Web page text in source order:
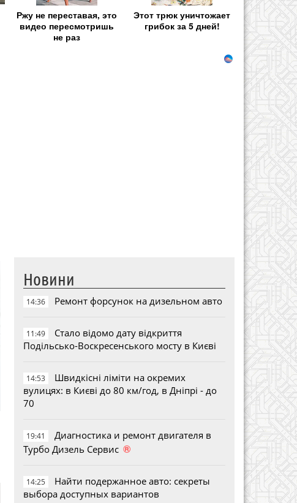
Ржу не переставая, это
видео пересмотришь
не раз
Этот трюк уничтожает
грибок за 5 дней!
Новини
14:36 Ремонт форсунок на дизельном авто
11:49
Стало відомо дату відкриття
Подільсько-Воскресенського мосту в Києві
14:53
Швидкісні ліміти на окремих
вулицях: в Києві до 80 км/год, в Дніпрі - до
70
19:41
Диагностика и ремонт двигателя в
Турбо Дизель Сервис ®
14:25
Найти подержанное авто: секреты
выбора доступных вариантов